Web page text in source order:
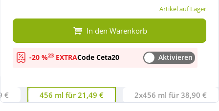
Tierbedarf
Artikel auf Lager
In den Warenkorb
-20 %23 EXTRACode Ceta20 Aktivieren
€ 456 ml für 21,49 € 2x456 ml für 38,90 €